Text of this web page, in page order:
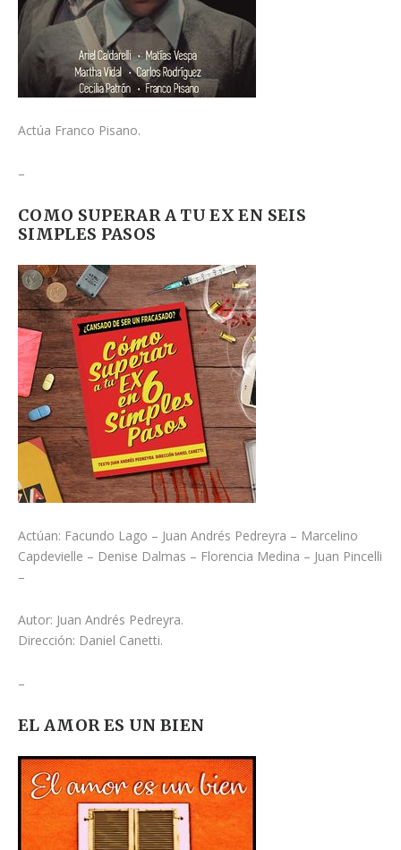
Actúa Franco Pisano.
–
COMO SUPERAR A TU EX EN SEIS
SIMPLES PASOS
Actúan: Facundo Lago – Juan Andrés Pedreyra – Marcelino
Capdevielle – Denise Dalmas – Florencia Medina – Juan Pincelli
–
Autor: Juan Andrés Pedreyra.
Dirección: Daniel Canetti.
–
EL AMOR ES UN BIEN